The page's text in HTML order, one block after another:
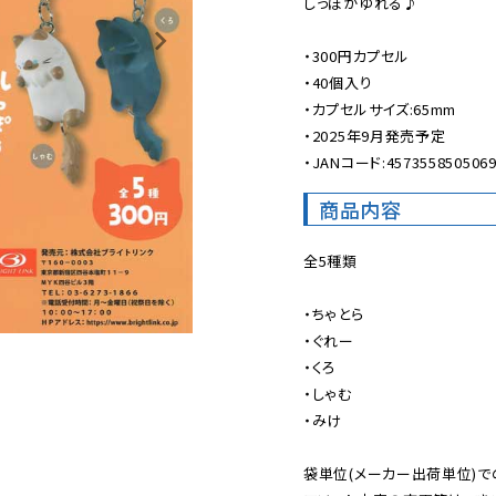
・300円カプセル
・40個入り
・カプセルサイズ:65mm
・2025年9月発売予定
・JANコード:4573558505069
商品内容
全5種類
・ちゃとら
・ぐれー
・くろ
・しゃむ
・みけ
袋単位(メーカー出荷単位)